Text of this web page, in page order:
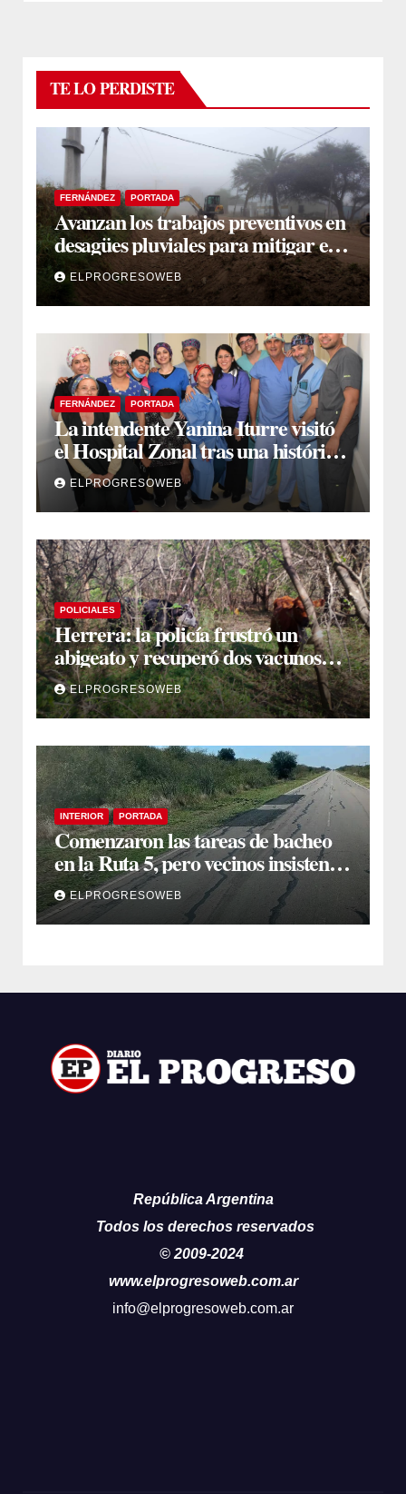
TE LO PERDISTE
FERNÁNDEZ PORTADA
Avanzan los trabajos preventivos en
desagües pluviales para mitigar el
impacto de la temporada de lluvias
ELPROGRESOWEB
FERNÁNDEZ PORTADA
La intendente Yanina Iturre visitó
el Hospital Zonal tras una histórica
jornada de intervenciones
laparoscópicas
ELPROGRESOWEB
POLICIALES
Herrera: la policía frustró un
abigeato y recuperó dos vacunos
ocultos en una zona montuosa
ELPROGRESOWEB
INTERIOR PORTADA
Comenzaron las tareas de bacheo
en la Ruta 5, pero vecinos insisten
en un reclamo integral
ELPROGRESOWEB
República Argentina
Todos los derechos reservados
© 2009-2024
www.elprogresoweb.com.ar
info@elprogresoweb.com.ar